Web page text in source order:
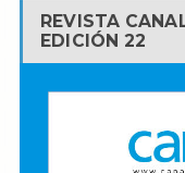
REVISTA
EDICIÓN 22